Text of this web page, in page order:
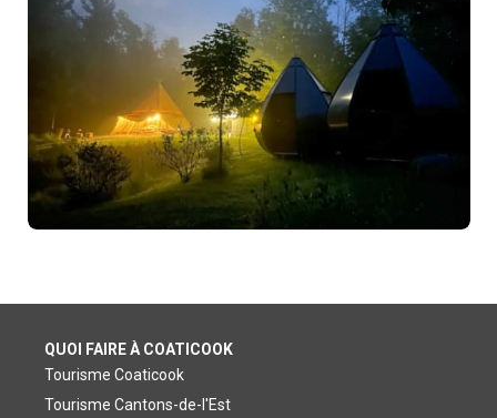
QUOI FAIRE À COATICOOK
Tourisme Coaticook
Tourisme Cantons-de-l'Est